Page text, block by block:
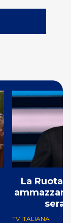
La Ruota
TV ITALIANA